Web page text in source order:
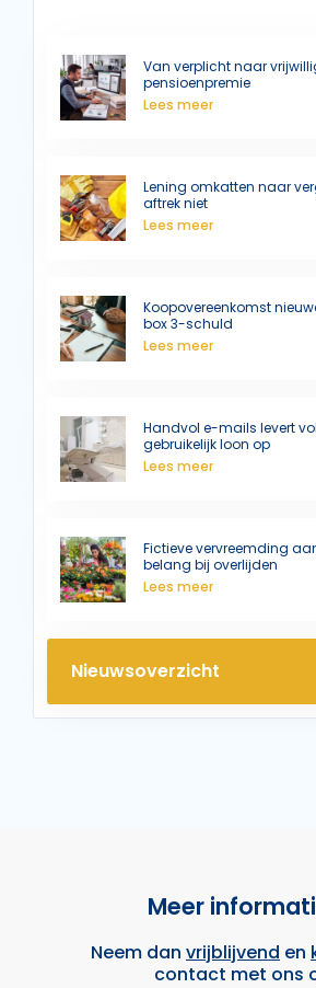
Van verplicht naar
pensioenpremie
Lees meer
Lening omkatten naar
aftrek niet
Lees meer
Koopovereenkomst
box 3-schuld
Lees meer
Handvol e-mails levert
gebruikelijk loon op
Lees meer
Fictieve vervreemding
belang bij overlijden
Lees meer
Nieuwsoverzicht
Meer
Neem dan vrijblijvend en
contact met ons